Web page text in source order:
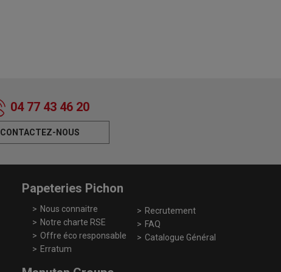
04 77 43 46 20
CONTACTEZ-NOUS
Papeteries Pichon
Nous connaitre
Notre charte RSE
Offre éco responsable
Erratum
Recrutement
FAQ
Catalogue Général